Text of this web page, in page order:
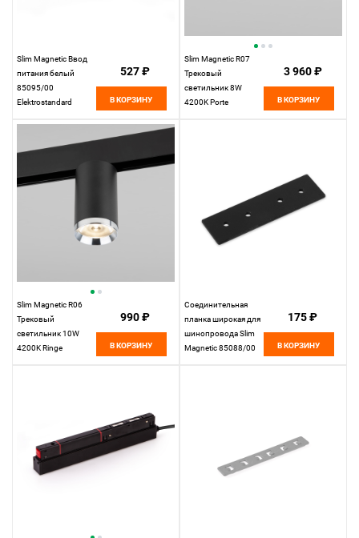
Slim Magnetic Ввод
питания белый
85095/00
Elektrostandard
527 ₽
В КОРЗИНУ
Slim Magnetic R07
Трековый
светильник 8W
4200K Porte
3 960 ₽
В КОРЗИНУ
Slim Magnetic R06
Трековый
светильник 10W
4200K Ringe
990 ₽
В КОРЗИНУ
Соединительная
планка широкая для
шинопровода Slim
Magnetic 85088/00
175 ₽
В КОРЗИНУ